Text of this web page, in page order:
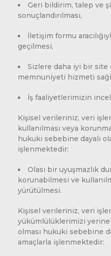
Geri bildirim, talep ve
sonuçlandırılması,
İletişim formu
geçilmesi,
Sizlere daha iyi bir
memnuniyeti hizmeti
İş faaliyetlerimizin
Kişisel verileriniz, veri
kullanılması veya
hukuki sebebine dayalı
işlenmektedir:
Olası bir uyuşmazlık
korunabilmesi ve
yürütülmesi.
Kişisel verileriniz, veri
yükümlülüklerimizi
olması hukuki sebebine
amaçlarla işlenmektedir: